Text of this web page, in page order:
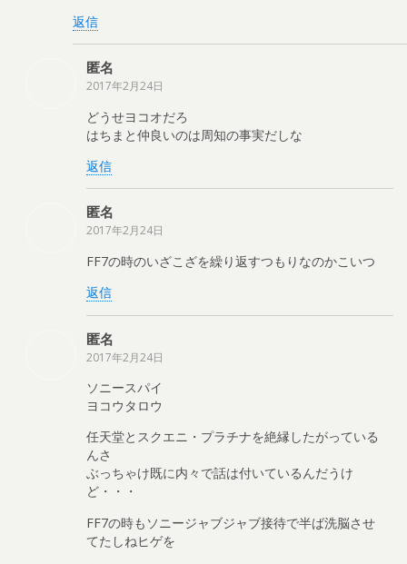
返信
匿名
2017年2月24日
どうせヨコオだろ
はちまと仲良いのは周知の事実だしな
返信
匿名
2017年2月24日
FF7の時のいざこざを繰り返すつもりなのかこいつ
返信
匿名
2017年2月24日
ソニースパイ
ヨコウタロウ
任天堂とスクエニ・プラチナを絶縁したがっている
んさ
ぶっちゃけ既に内々で話は付いているんだうけ
ど・・・
FF7の時もソニージャブジャブ接待で半ば洗脳させ
てたしねヒゲを